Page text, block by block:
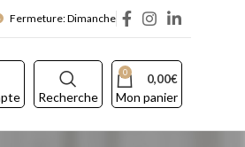
Fermeture: Dimanche
0 0,00€